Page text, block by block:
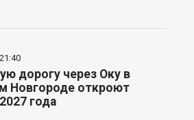
дорогу через Оку в
Новгороде откроют
года